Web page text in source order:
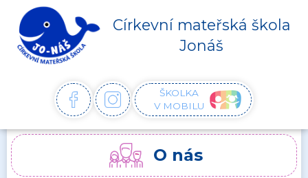
Církevní mateřská škola
Jonáš
FACEBOOKINSTAGRAM
ŠKOLKA
V MOBILU
O nás